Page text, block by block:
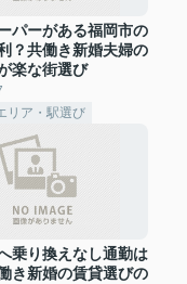
パーがある福岡市の
？共働き新婚夫婦の
楽な街選び
リア・駅選び
乗り換えなし通勤は
き新婚の賃貸選びの